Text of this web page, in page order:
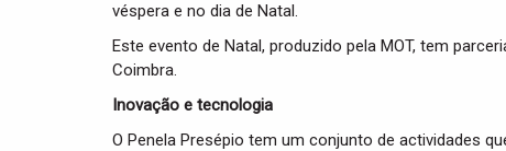
véspera e no dia de Natal.
Este evento de Natal, produzido pela MOT, tem
Coimbra.
Inovação e tecnologia
O Penela Presépio tem um conjunto de actividades